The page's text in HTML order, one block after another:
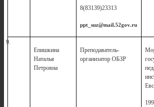
8(83139)23313
ppt _suz@mail.52gov.ru
9.
Епишкина
Наталья
Петровна
Преподаватель-
организатор ОБЗР